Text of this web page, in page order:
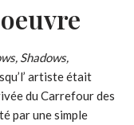
Shadows,
artiste était
du Carrefour des
par une simple